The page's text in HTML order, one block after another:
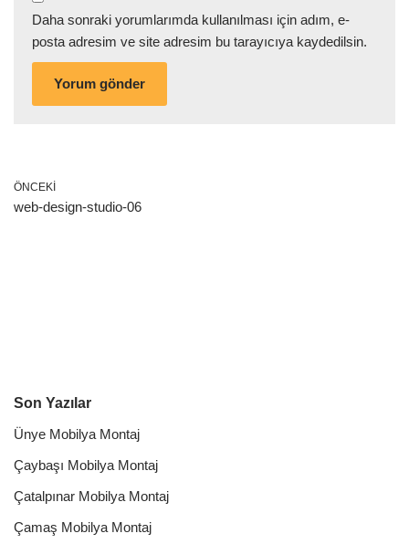
Daha sonraki yorumlarımda kullanılması için adım, e-
posta adresim ve site adresim bu tarayıcıya kaydedilsin.
ÖNCEKI
web-design-studio-06
Son Yazılar
Ünye Mobilya Montaj
Çaybaşı Mobilya Montaj
Çatalpınar Mobilya Montaj
Çamaş Mobilya Montaj